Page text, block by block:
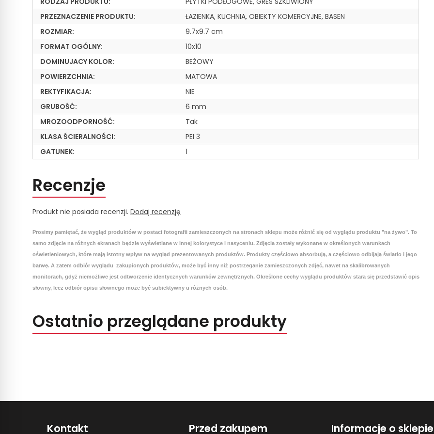
PRZEZNACZENIE PRODUKTU:
ŁAZIENKA, KUCHNIA, OBIEKTY KOMERCYJNE, BASEN
ROZMIAR:
9.7x9.7 cm
FORMAT OGÓLNY:
10x10
DOMINUJACY KOLOR:
BEŻOWY
POWIERZCHNIA:
MATOWA
REKTYFIKACJA:
NIE
GRUBOŚĆ:
6 mm
MROZOODPORNOŚĆ:
Tak
KLASA ŚCIERALNOŚCI:
PEI 3
GATUNEK:
1
Recenzje
Produkt nie posiada recenzji.Dodaj recenzję
Prosimy pamiętać, że wygląd produktów w postaci fotografii zamieszczonych na stronach sklepu może różnić się od wyglądu produktu "na żywo". To
samo zdjęcie na różnych ekranach będzie wyświetlane w innej kolorystyce i nasyceniu. Zdjęcia zostały wykonane w określonych warunkach
oświetleniowych, które mają istotny wpływ na wygląd prezentowanych produktów. Produkty częściowo absorbują, a częściowo odbijają światło i jego
barwę. A zatem odbiór wyglądu zakupionych produktów, może być inny niż postrzeganie zamieszczonych zdjęć, nawet na skalibrowanych
monitorach, gdyż niemożliwe jest odtworzenie identycznych warunków zewnętrznych. Określone cechy wyglądu produktów stara się przedstawić opis
słowny, lecz odbiór opisu słownego może być subiektywny u różnych osób.
Ostatnio przeglądane produkty
Kontakt Przed zakupem Informacje o sklepie